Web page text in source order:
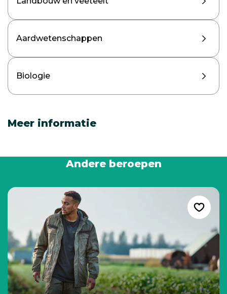
Aardwetenschappen
Biologie
Meer informatie
Andere beroepen